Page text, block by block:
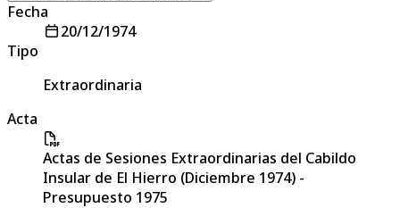
Fecha
20/12/1974
Tipo
Extraordinaria
Acta
Actas de Sesiones Extraordinarias del Cabildo
Insular de El Hierro (Diciembre 1974) -
Presupuesto 1975